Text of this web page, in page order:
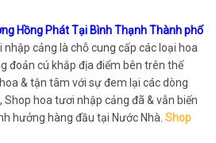
Hồng Phát Tại Bình Thạnh Thành phố
nhập cảng là chỗ cung cấp các loại hoa
đoản cú khắp địa điểm bên trên thế
& tận tâm với sự đem lại các dòng
hoa tươi nhập cảng đã & vẫn biến
hưởng hàng đầu tại Nước Nhà. Shop